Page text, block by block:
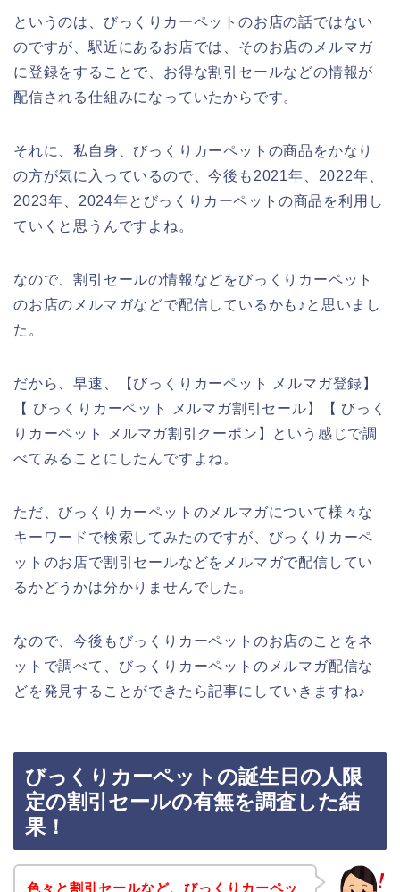
というのは、びっくりカーペットのお店の話ではない
のですが、駅近にあるお店では、そのお店のメルマガ
に登録をすることで、お得な割引セールなどの情報が
配信される仕組みになっていたからです。
それに、私自身、びっくりカーペットの商品をかなり
の方が気に入っているので、今後も2021年、2022年、
2023年、2024年とびっくりカーペットの商品を利用し
ていくと思うんですよね。
なので、割引セールの情報などをびっくりカーペット
のお店のメルマガなどで配信しているかも♪と思いまし
た。
だから、早速、【びっくりカーペット メルマガ登録】
【 びっくりカーペット メルマガ割引セール】【 びっく
りカーペット メルマガ割引クーポン】という感じで調
べてみることにしたんですよね。
ただ、びっくりカーペットのメルマガについて様々な
キーワードで検索してみたのですが、びっくりカーペ
ットのお店で割引セールなどをメルマガで配信してい
るかどうかは分かりませんでした。
なので、今後もびっくりカーペットのお店のことをネ
ットで調べて、びっくりカーペットのメルマガ配信な
どを発見することができたら記事にしていきますね♪
びっくりカーペットの誕生日の人限
定の割引セールの有無を調査した結
果！
色々と割引セールなど、びっくりカーペッ